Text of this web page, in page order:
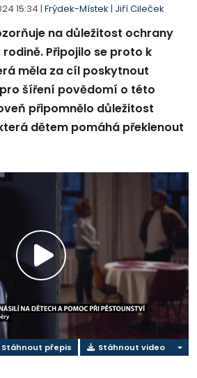
15:34 | Frýdek-Místek | Jiří Cileček
na důležitost ochrany
Připojilo se proto k
měla za cíl poskytnout
šíření povědomí o této
připomnělo důležitost
dětem pomáhá překlenout
Přehrát
video
Stáhnout přepis Stáhnout video